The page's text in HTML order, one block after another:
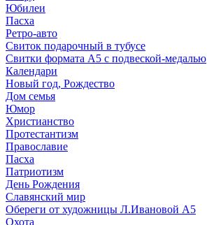
Юбилеи
Пасха
Ретро-авто
Свиток подарочный в тубусе
Свитки формата А5 с подвеской-медалью
Календари
Новый год, Рождество
Дом семья
Юмор
Христианство
Протестантизм
Православие
Пасха
Патриотизм
День Рождения
Славянский мир
Обереги от художницы Л.Ивановой А5
Охота